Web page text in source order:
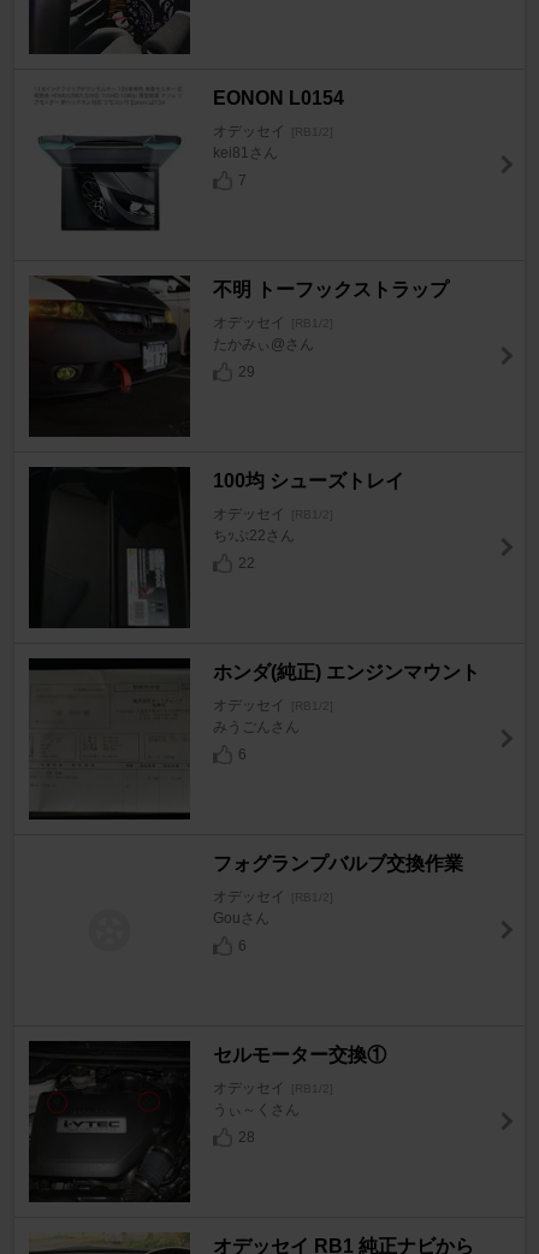
EONON L0154
オデッセイ [RB1/2]
kei81さん
7
不明 トーフックストラップ
オデッセイ [RB1/2]
たかみぃ@さん
29
100均 シューズトレイ
オデッセイ [RB1/2]
ちｯぷ22さん
22
ホンダ(純正) エンジンマウント
オデッセイ [RB1/2]
みうごんさん
6
フォグランプバルブ交換作業
オデッセイ [RB1/2]
Gouさん
6
セルモーター交換①
オデッセイ [RB1/2]
うぃ～くさん
28
オデッセイ RB1 純正ナビから